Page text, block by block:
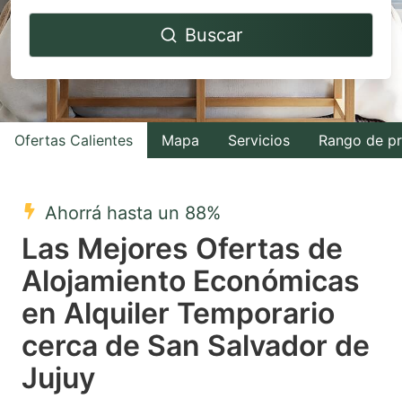
Navigate
to
interact
with
the
select
a
date.
Press
question
mark
Navigate
to
interact
with
the
a
date.
Press
the
question
Buscar
Ofertas Calientes Mapa Servicios Rango de
Ahorrá hasta un 88%
Las Mejores Ofertas de
Alojamiento Económicas
en Alquiler Temporario
cerca de San Salvador de
Jujuy